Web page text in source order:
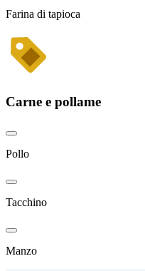
Farina di tapioca
Carne e pollame
Pollo
Tacchino
Manzo